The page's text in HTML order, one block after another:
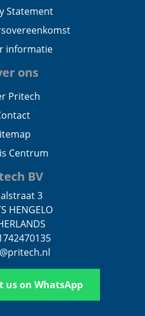
Statement
informatie
ons
Pritech
Centrum
BV
3
HENGELO
us on WhatsApp